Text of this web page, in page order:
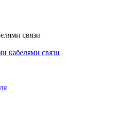
связи
кабелями связи